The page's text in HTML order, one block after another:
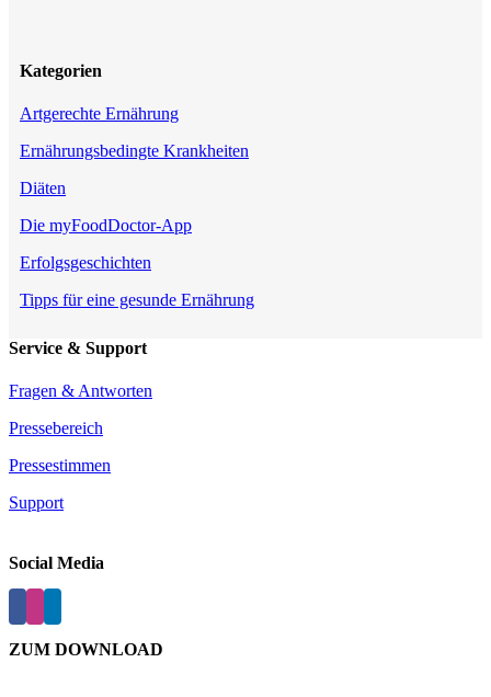
Kategorien
Artgerechte Ernährung
Ernährungsbedingte Krankheiten
Diäten
Die myFoodDoctor-App
Erfolgsgeschichten
Tipps für eine gesunde Ernährung
Service & Support
Fragen & Antworten
Pressebereich
Pressestimmen
Support
Social Media
ZUM DOWNLOAD